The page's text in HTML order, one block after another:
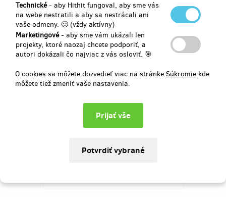
Technické- aby Hithit fungoval, aby sme vás
na webe nestratili a aby sa nestrácali ani
vaše odmeny. 🙂 (vždy aktívny)
Marketingové- aby sme vám ukázali len
projekty, ktoré naozaj chcete podporiť, a
autori dokázali čo najviac z vás osloviť. 🎯
O cookies sa môžete dozvedieť viac na stránke Súkromie kde
môžete tiež zmeniť vaše nastavenia.
"Říše zvířat" ve Studiu Hrdinů
(režie: Kamila Polívková)
Autor:Studio Hrdinů
zvířat" bychom rádi ve spolupráci s
odborníkem na origami vytvořili
projektor a kouřostroj. Naše finanční
situace to neumožňuje.
z3 297 €